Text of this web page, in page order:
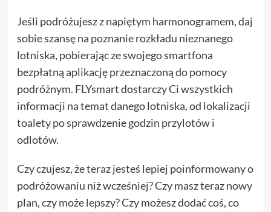
Jeśli podróżujesz z napiętym harmonogramem, daj
sobie szansę na poznanie rozkładu nieznanego
lotniska, pobierając ze swojego smartfona
bezpłatną aplikację przeznaczoną do pomocy
podróżnym. FLYsmart dostarczy Ci wszystkich
informacji na temat danego lotniska, od lokalizacji
toalety po sprawdzenie godzin przylotów i
odlotów.
Czy czujesz, że teraz jesteś lepiej poinformowany o
podróżowaniu niż wcześniej? Czy masz teraz nowy
plan, czy może lepszy? Czy możesz dodać coś, co